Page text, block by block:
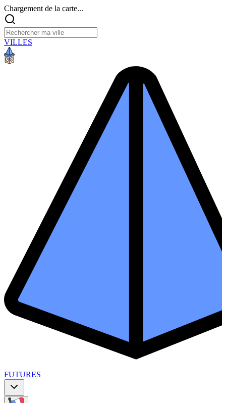
Chargement de la carte...
VILLES
FUTURES